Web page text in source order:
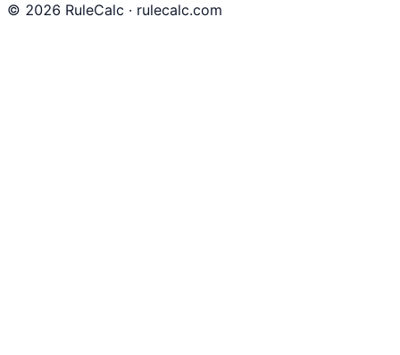
© 2026 RuleCalc · rulecalc.com